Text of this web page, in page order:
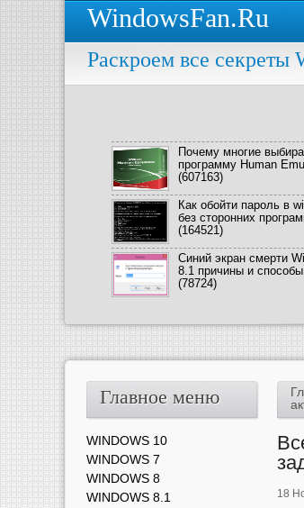
WindowsFan.Ru
Раскроем все секреты
Почему многие
программу Human
(607163)
Как обойти пароль в
без сторонних
(164521)
Синий экран смерти
8.1 причины и
(78724)
18
Главное меню
WINDOWS 10
WINDOWS 7
WINDOWS 8
WINDOWS 8.1